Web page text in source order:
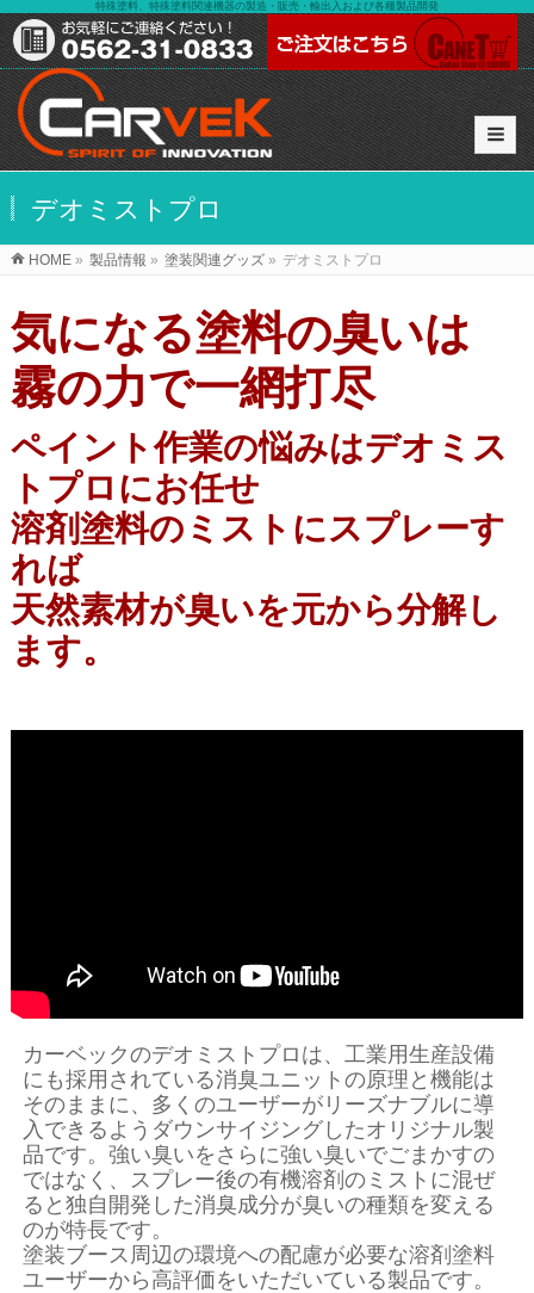
特殊塗料、特殊塗料関連機器の製造・販売・輸出入および各種製品開発
デオミストプロ
HOME» 製品情報 » 塗装関連グッズ» デオミストプロ
気になる塗料の臭いは
霧の力で一網打尽
ペイント作業の悩みはデオミス
トプロにお任せ
溶剤塗料のミストにスプレーす
れば
天然素材が臭いを元から分解し
ます。
カーベックのデオミストプロは、工業用生産設備
にも採用されている消臭ユニットの原理と機能は
そのままに、多くのユーザーがリーズナブルに導
入できるようダウンサイジングしたオリジナル製
品です。強い臭いをさらに強い臭いでごまかすの
ではなく、スプレー後の有機溶剤のミストに混ぜ
ると独自開発した消臭成分が臭いの種類を変える
のが特長です。
塗装ブース周辺の環境への配慮が必要な溶剤塗料
ユーザーから高評価をいただいている製品です。